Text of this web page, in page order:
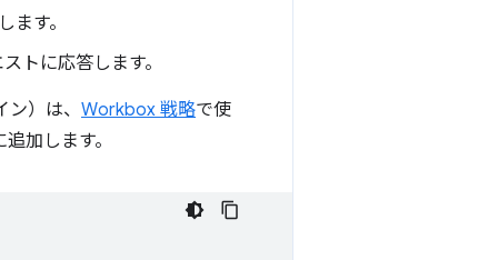
す。
トに応答します。
）は、 Workbox 戦略で使
追加します。